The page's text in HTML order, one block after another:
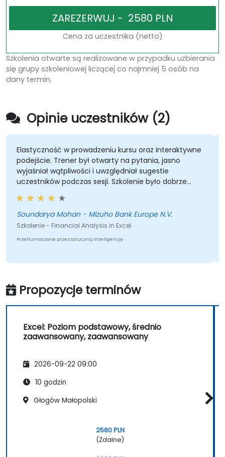
Cena za uczestnika (netto)
Szkolenia otwarte są realizowane w przypadku uzbierania
się grupy szkoleniowej liczącej co najmniej 5 osób na
dany termin.
Opinie uczestników (2)
Elastyczność w prowadzeniu kursu oraz interaktywne
podejście. Trener był otwarty na pytania, jasno
wyjaśniał wątpliwości i uwzględniał sugestie
uczestników podczas sesji. Szkolenie było dobrze
zorganizowane i pełne informacji.
Soundarya Mohan - Mizuho Bank Europe N.V.
Szkolenie - Financial Analysis in Excel
Przetłumaczone przez sztuczną inteligencję
Propozycje terminów
Excel: Poziom podstawowy, średnio
zaawansowany, zaawansowany
2026-09-22 09:00
10 godzin
Głogów Małopolski
2580 PLN
(Zdalne)